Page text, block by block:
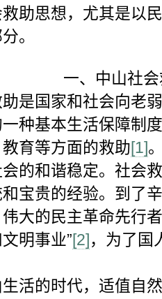
助思想，尤其是以
。
一、中山社
国家和社会向老弱
种基本生活保障制
育等方面的救助[1]
的和谐稳定。社会
宝贵的经验。到了
大的民主革命先行
明事业”[2]，为了国
的时代，适值自然